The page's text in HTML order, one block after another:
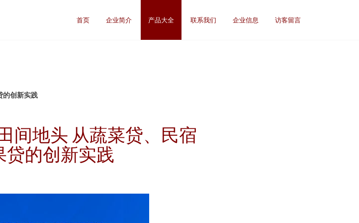
首页 企业简介 产品大全 联系我们 企业信息 访客留言
的创新实践
间地头 从蔬菜贷、民宿
贷的创新实践